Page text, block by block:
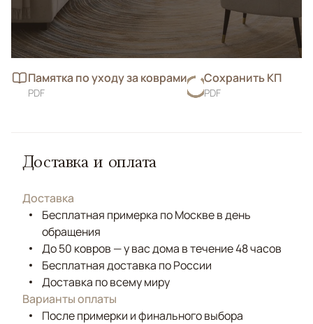
Памятка по уходу за коврами
PDF
Сохранить КП
PDF
Доставка и оплата
Доставка
Бесплатная примерка по Москве в день
обращения
До 50 ковров — у вас дома в течение 48 часов
Бесплатная доставка по России
Доставка по всему миру
Варианты оплаты
После примерки и финального выбора